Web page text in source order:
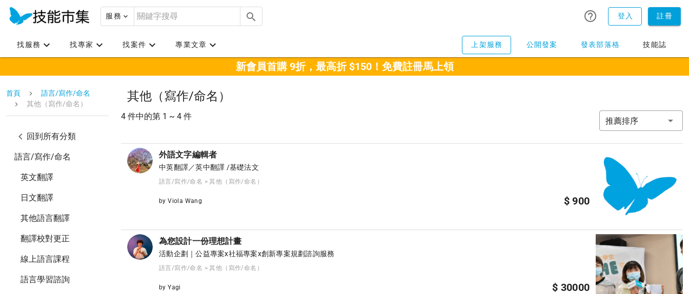
服務 登入 註冊
找服務 找專家 找案件 專業文章 上架服務 公開發案 發表部落格 技能誌
新會員首購 9折，最高折 $150！免費註冊馬上領
首頁
語言/寫作/命名
其他（寫作/命名）
回到所有分類
語言/寫作/命名
英文翻譯
日文翻譯
其他語言翻譯
翻譯校對更正
線上語言課程
語言學習諮詢
其他（寫作/命名）
4 件中的第 1 ~ 4 件 推薦排序
外語文字編輯者
中英翻譯／英中翻譯 /基礎法文
語言/寫作/命名 > 其他（寫作/命名）
by Viola Wang $ 900
為您設計一份理想計畫
活動企劃｜公益專案x社福專案x創新專案規劃諮詢服務
語言/寫作/命名 > 其他（寫作/命名）
by Yagi $ 30000